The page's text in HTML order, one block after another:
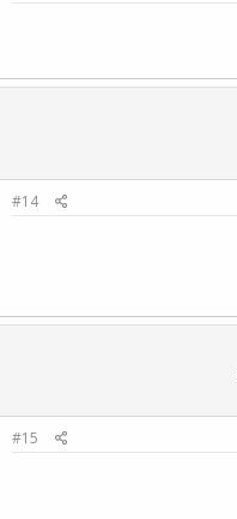
#14
#15